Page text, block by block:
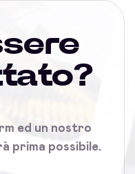
ed un nostro
prima possibile.